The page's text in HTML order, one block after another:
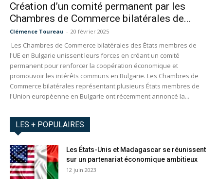
Création d’un comité permanent par les
Chambres de Commerce bilatérales de...
Clémence Toureau - 20 février 2025
Les Chambres de Commerce bilatérales des États membres de
l'UE en Bulgarie unissent leurs forces en créant un comité
permanent pour renforcer la coopération économique et
promouvoir les intérêts communs en Bulgarie. Les Chambres de
Commerce bilatérales représentant plusieurs États membres de
l'Union européenne en Bulgarie ont récemment annoncé la...
LES + POPULAIRES
Les États-Unis et Madagascar se réunissent
sur un partenariat économique ambitieux
12 juin 2023